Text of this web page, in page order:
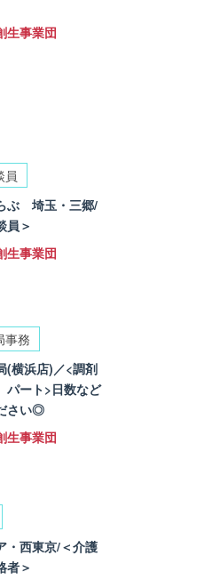
生事業団
員
ぶ 埼玉・三郷/
員＞
生事業団
事務
(横浜店)／<調剤
ート>日数など
さい◎
生事業団
・西東京/＜介護
＞